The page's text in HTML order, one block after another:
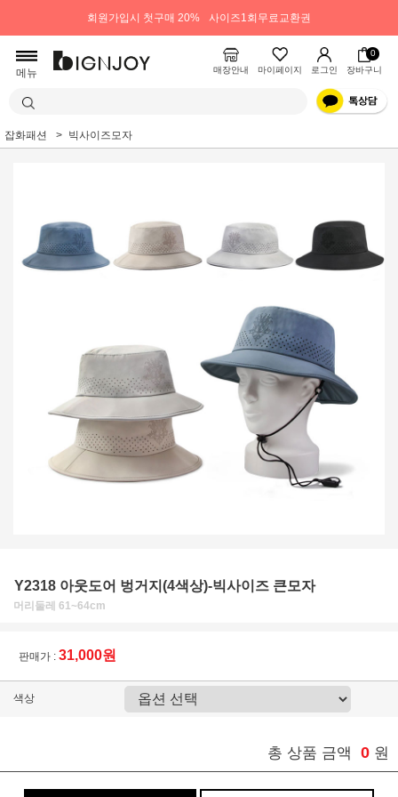
회원가입시 첫구매 20% 사이즈1회무료교환권
메뉴 매장안내 마이페이지 로그인
0
장바구니
잡화패션 빅사이즈모자
Y2318 아웃도어 벙거지(4색상)-빅사이즈 큰모자
머리둘레 61~64cm
판매가 : 31,000원
색상
총 상품 금액 0 원